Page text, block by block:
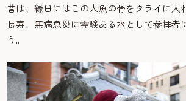
昔は、縁日にはこの人魚の骨をタライに入
長寿、無病息災に霊験ある水として参拝者
う。